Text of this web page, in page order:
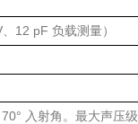
、 12 pF负载测量）
70° 入射角。最大声压级